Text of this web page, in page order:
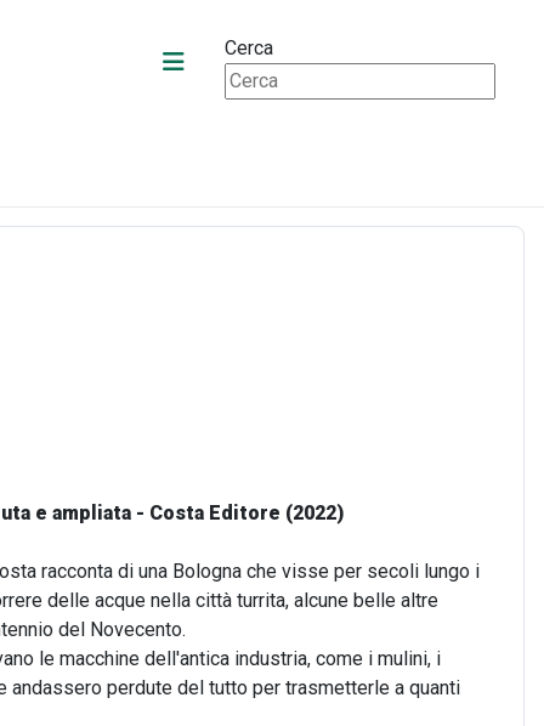
Cerca
e ampliata - Costa Editore (2022)
racconta di una Bologna che visse per secoli lungo i
delle acque nella città turrita, alcune belle altre
del Novecento.
le macchine dell'antica industria, come i mulini, i
andassero perdute del tutto per trasmetterle a quanti